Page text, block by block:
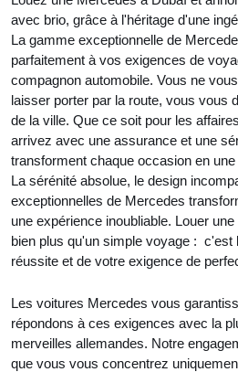
avec brio, grâce à l'héritage d'une
La gamme exceptionnelle de
parfaitement à vos exigences de
compagnon automobile. Vous ne
laisser porter par la route, vous vous
de la ville. Que ce soit pour les
arrivez avec une assurance et une
transforment chaque occasion en
La sérénité absolue, le design
exceptionnelles de Mercedes
une expérience inoubliable. Louer
bien plus qu'un simple voyage : c'est
réussite et de votre exigence de
Les voitures Mercedes vous
répondons à ces exigences avec la
merveilles allemandes. Notre
que vous vous concentrez